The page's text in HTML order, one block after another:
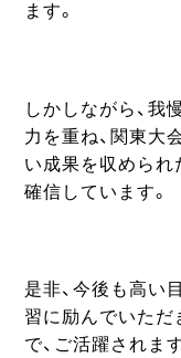
ます。
しかしながら、我
力を重ね、関東大
い成果を収められ
確信しています。
是非、今後も高い
習に励んでいただ
で、ご活躍されま